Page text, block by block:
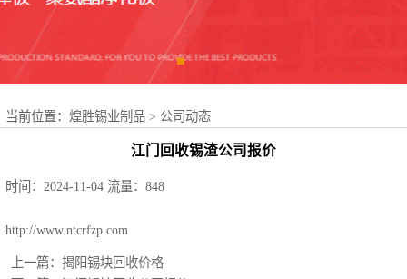
当前位置： 煌胜锡业制品 > 公司动态
江门回收锡渣公司报价
时间：2024-11-04 流量：848
http://www.ntcrfzp.com
上一篇： 揭阳锡块回收价格
回收锡膏
回收锡锭
回收锡珠